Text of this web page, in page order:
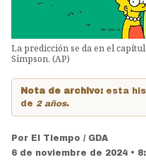
La predicción se da en el
Simpson. (AP)
Nota de archivo: esta
de 2 años.
Por El Tiempo / GDA
6 de noviembre de 2024 •